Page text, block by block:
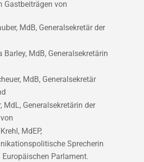
Gastbeiträgen von
MdB, Generalsekretär der
Barley, MdB, Generalsekretärin
MdB, Generalsekretär
MdL, Generalsekretärin der
MdEP,
Sprecherin
Europäischen Parlament.